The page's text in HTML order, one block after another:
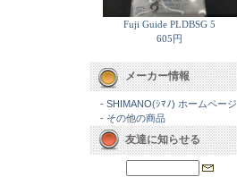
Fuji Guide PLDBSG 5
605円
メーカー情報
- SHIMANO(ｼﾏﾉ) ホームページ
- その他の商品
友達に知らせる